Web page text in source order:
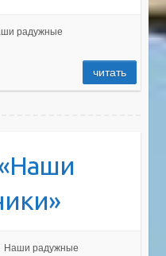
радужные
читать
Наши радужные